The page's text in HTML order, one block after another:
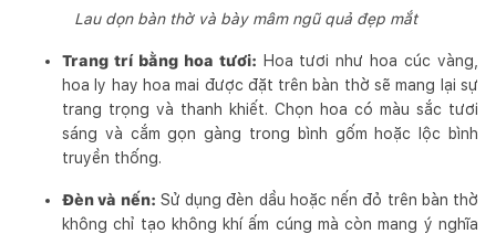
Lau dọn bàn thờ và bày mâm ngũ quả đẹp mắt
Trang trí bằng hoa tươi: Hoa tươi như hoa cúc vàng,
hoa ly hay hoa mai được đặt trên bàn thờ sẽ mang lại sự
trang trọng và thanh khiết. Chọn hoa có màu sắc tươi
sáng và cắm gọn gàng trong bình gốm hoặc lộc bình
truyền thống.
Đèn và nến: Sử dụng đèn dầu hoặc nến đỏ trên bàn thờ
không chỉ tạo không khí ấm cúng mà còn mang ý nghĩa